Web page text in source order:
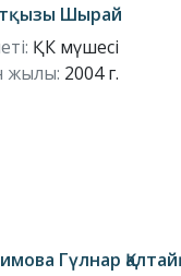
Шырай
ҚК мүшесі
жылы: 2004 г.
Гүлнар